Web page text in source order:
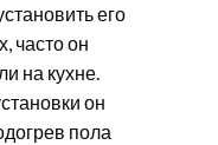
его
часто он
на кухне.
он
пола